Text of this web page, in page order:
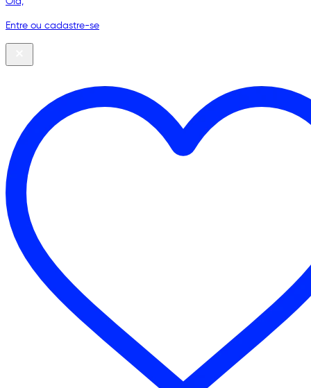
Entre ou cadastre-se